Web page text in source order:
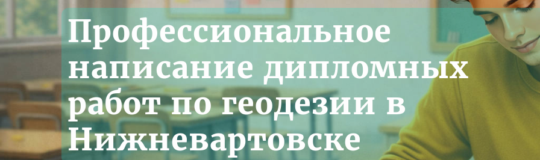
Профессиональное
написание дипломных
работ по геодезии в
Нижневартовске